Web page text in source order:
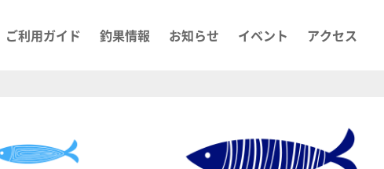
ご利用ガイド 釣果情報 お知らせ イベント アクセス